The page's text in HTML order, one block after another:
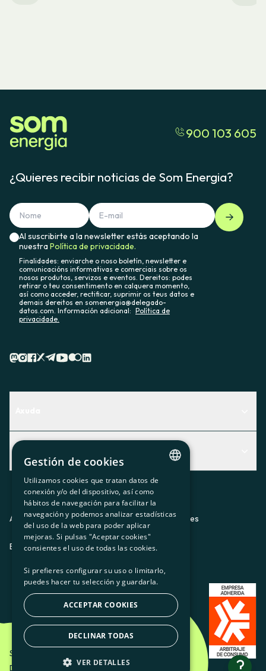
900 103 605
¿Quieres recibir noticias de Som Energia?
Al suscribirte a la newsletter estás aceptando la
nuestraPolítica de privacidade.
Finalidades: enviarche o noso boletín, newsletter e
comunicacións informativas e comerciais sobre os
nosos produtos, servizos e eventos. Dereitos: podes
retirar o teu consentimento en calquera momento,
así como acceder, rectificar, suprimir os teus datos e
demais dereitos en somenergia@delegado-
datos.com. Información adicional: Política de
privacidade.
Descubre qué servicio te encaja mejor
Contacto
Actualidad
O recuncho da socia
Prensa
Trabaja con nosotros
Aviso legalPolítica de privacidadPolítica de cookies
ES CAGLEU
Som Energia SCCL - 2026
Diseño creativo de Etéreo Design.
CATALAN
SPANISH
GL
BASQUE
Gestión de cookies
Utilizamos cookies que tratan datos de
conexión y/o del dispositivo, así como
hábitos de navegación para facilitar la
navegación y podemos analizar estadísticas
del uso de la web para poder aplicar
mejoras. Si pulsas "Aceptar cookies"
consientes el uso de todas las cookies.
Si prefieres configurar su uso o limitarlo,
puedes hacer tu selección y guardarla.
ACCEPTAR COOKIES
DECLINAR TODAS
VER DETALLES